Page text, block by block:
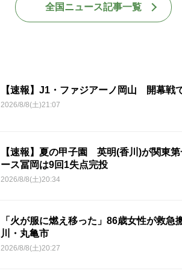
全国ニュース記事一覧
【速報】J1・ファジアーノ岡山 開幕戦
2026/8/8(土)21:07
【速報】夏の甲子園 英明(香川)が関東
ース冨岡は9回1失点完投
2026/8/8(土)20:34
「火が服に燃え移った」86歳女性が救
川・丸亀市
2026/8/8(土)20:27